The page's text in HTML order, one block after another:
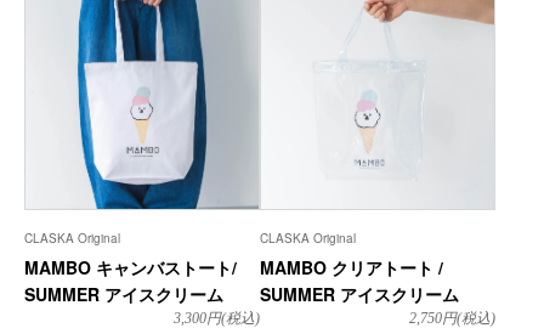
CLASKA Original
MAMBO キャンバストート/
SUMMER アイスクリーム
3,300円(税込)
CLASKA Original
MAMBO クリアトート /
SUMMER アイスクリーム
2,750円(税込)